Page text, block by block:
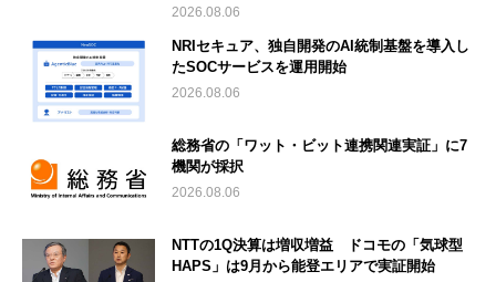
2026.08.06
NRIセキュア、独自開発のAI統制基盤を導入し
たSOCサービスを運用開始
2026.08.06
総務省の「ワット・ビット連携関連実証」に7
機関が採択
2026.08.06
NTTの1Q決算は増収増益 ドコモの「気球型
HAPS」は9月から能登エリアで実証開始